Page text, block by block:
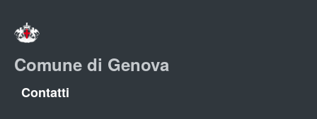
Comune di Genova
Contatti